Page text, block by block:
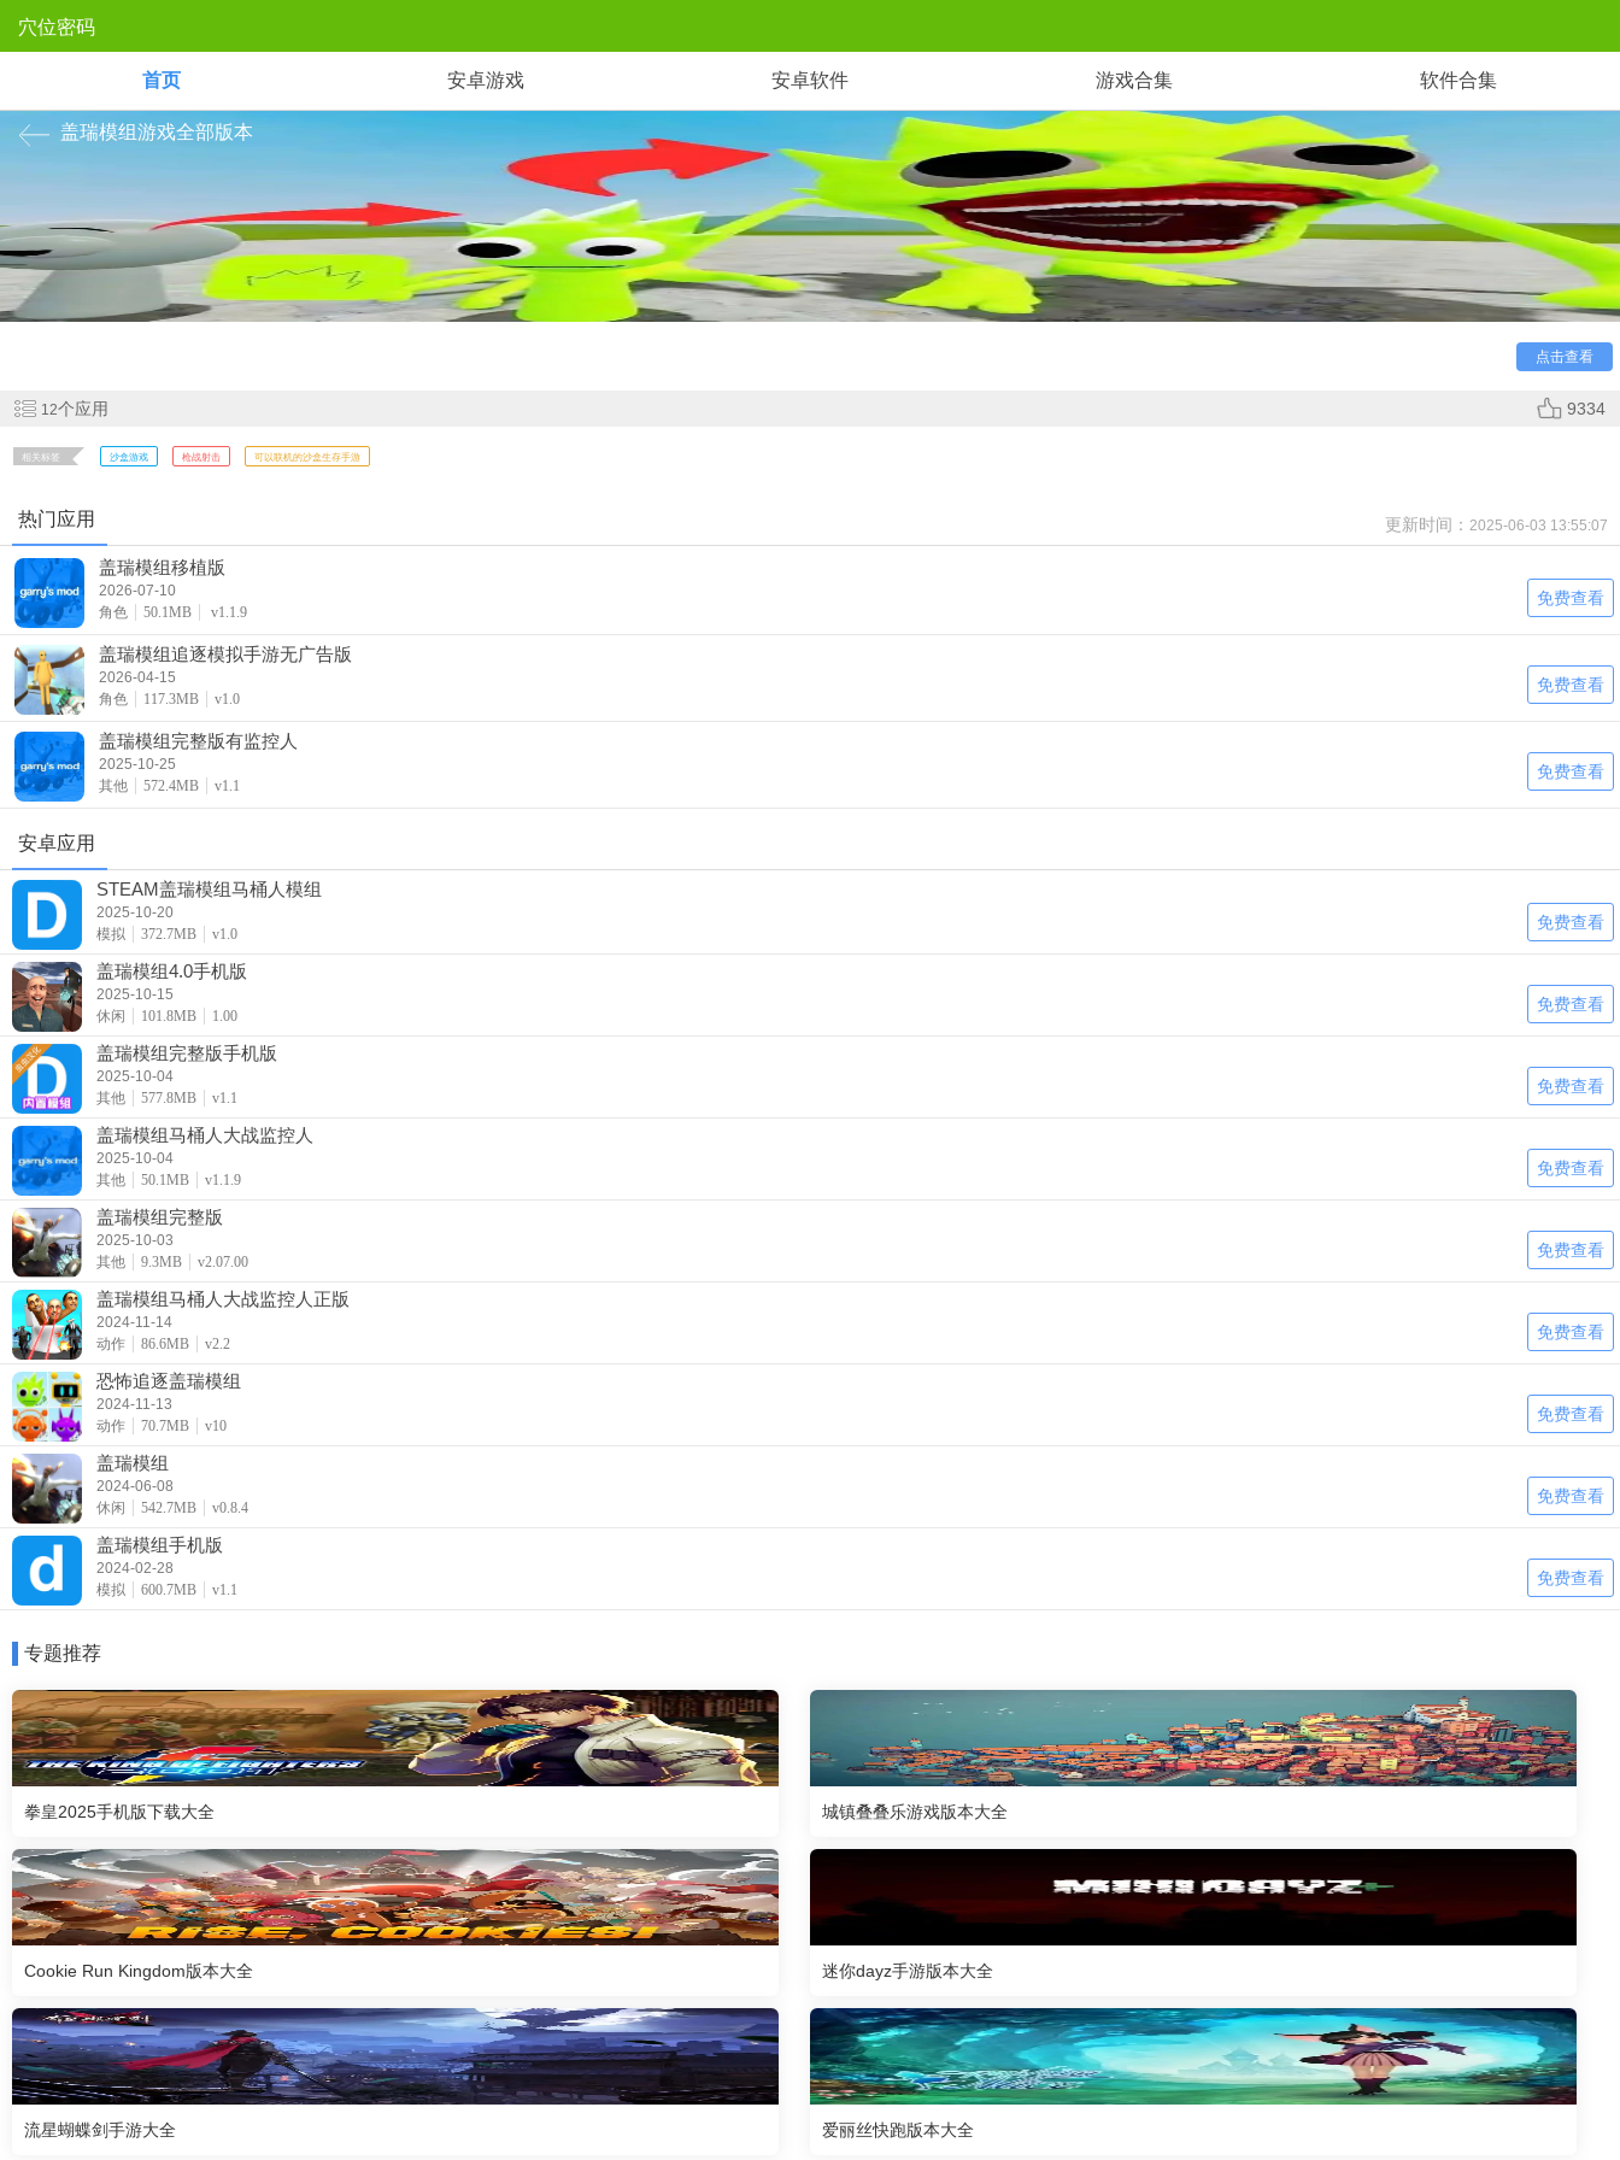
穴位密码
首页 安卓游戏 安卓软件 游戏合集 软件合集
盖瑞模组游戏全部版本
点击查看
12个应用 9334
相关标签 沙盒游戏 枪战射击 可以联机的沙盒生存手游
热门应用 更新时间： 2025-06-03 13:55:07
盖瑞模组移植版
2026-07-10
角色
50.1MB v1.1.9
免费查看
盖瑞模组追逐模拟手游无广告版
2026-04-15
角色
117.3MB v1.0
免费查看
盖瑞模组完整版有监控人
2025-10-25
其他
572.4MB v1.1
免费查看
安卓应用
STEAM盖瑞模组马桶人模组
2025-10-20
模拟
372.7MB v1.0
免费查看
盖瑞模组4.0手机版
2025-10-15
休闲
101.8MB 1.00
免费查看
盖瑞模组完整版手机版
2025-10-04
其他
577.8MB v1.1
免费查看
盖瑞模组马桶人大战监控人
2025-10-04
其他
50.1MB v1.1.9
免费查看
盖瑞模组完整版
2025-10-03
其他
9.3MB v2.07.00
免费查看
盖瑞模组马桶人大战监控人正版
2024-11-14
动作
86.6MB v2.2
免费查看
恐怖追逐盖瑞模组
2024-11-13
动作
70.7MB v10
免费查看
盖瑞模组
2024-06-08
休闲
542.7MB v0.8.4
免费查看
盖瑞模组手机版
2024-02-28
模拟
600.7MB v1.1
免费查看
专题推荐
拳皇2025手机版下载大全 城镇叠叠乐游戏版本大全
Cookie Run Kingdom版本大全 迷你dayz手游版本大全
流星蝴蝶剑手游大全 爱丽丝快跑版本大全